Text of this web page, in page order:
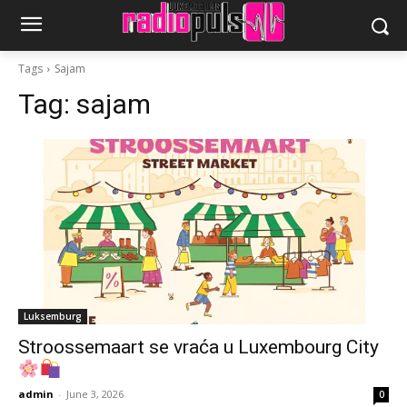
Tags Sajam
Tag: sajam
Luksemburg
Stroossemaart se vraća u Luxembourg City
admin - June 3, 2026 0